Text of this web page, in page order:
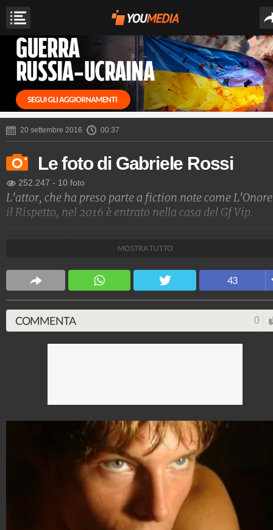
20 settembre 2016 00:37
Le foto di Gabriele Rossi
252.247 - 10 foto
L'attor, che ha preso parte a fiction note come
il Rispetto, nel 2016 è entrato nella casa del Gf Vip.
9.455 video-76.076 foto
MOSTRA TUTTO
43
COMMENTA 0